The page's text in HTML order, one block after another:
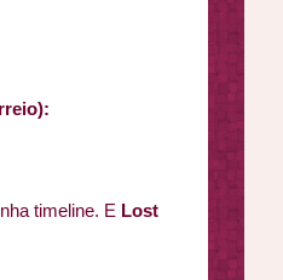
timeline. E Lost